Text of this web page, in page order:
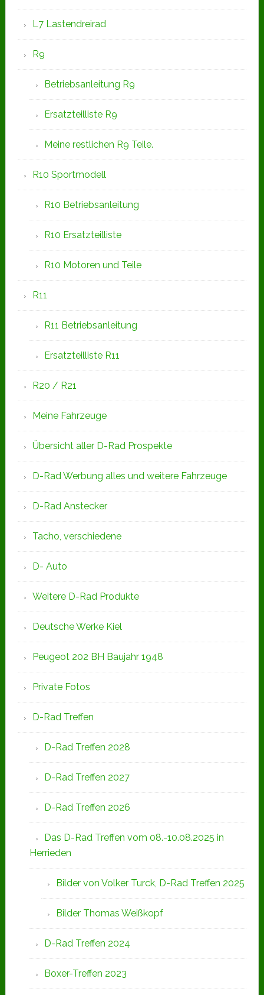
L7 Lastendreirad
R9
Betriebsanleitung R9
Ersatzteilliste R9
Meine restlichen R9 Teile.
R10 Sportmodell
R10 Betriebsanleitung
R10 Ersatzteilliste
R10 Motoren und Teile
R11
R11 Betriebsanleitung
Ersatzteilliste R11
R20 / R21
Meine Fahrzeuge
Übersicht aller D-Rad Prospekte
D-Rad Werbung alles und weitere Fahrzeuge
D-Rad Anstecker
Tacho, verschiedene
D- Auto
Weitere D-Rad Produkte
Deutsche Werke Kiel
Peugeot 202 BH Baujahr 1948
Private Fotos
D-Rad Treffen
D-Rad Treffen 2028
D-Rad Treffen 2027
D-Rad Treffen 2026
Das D-Rad Treffen vom 08.-10.08.2025 in
Herrieden
Bilder von Volker Turck, D-Rad Treffen 2025
Bilder Thomas Weißkopf
D-Rad Treffen 2024
Boxer-Treffen 2023